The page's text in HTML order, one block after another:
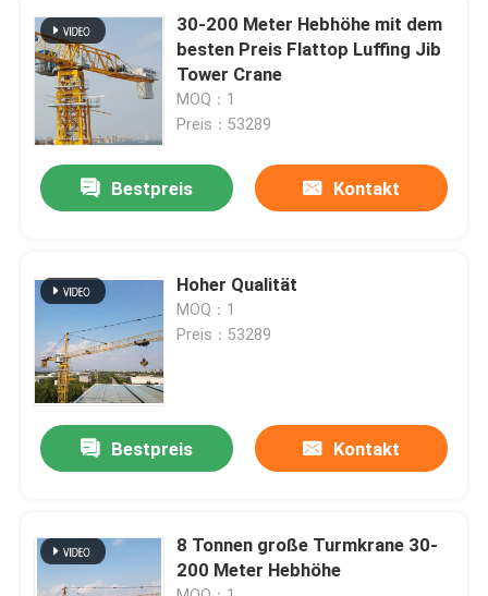
Produkte
Videos
Über uns
Qualitätskontrolle
Kontakt
Referenzen
Hammer-Kopf-Turmkran
30-200 Meter Hebhöhe mit dem
besten Preis Flattop Luffing Jib
Tower Crane
MOQ：1
Preis：53289
Bestpreis Kontakt
Hoher Qualität
MOQ：1
Preis：53289
Bestpreis Kontakt
8 Tonnen große Turmkrane 30-
200 Meter Hebhöhe